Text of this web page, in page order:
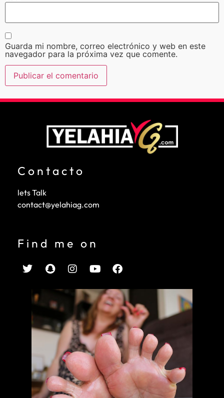
Guarda mi nombre, correo electrónico y web en este
navegador para la próxima vez que comente.
Contacto
lets Talk
contact@yelahiag.com
Find me on